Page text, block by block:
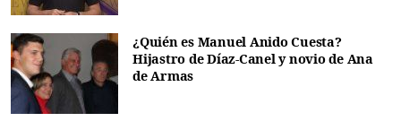
¿Quién es Manuel Anido Cuesta?
Hijastro de Díaz-Canel y novio de Ana
de Armas